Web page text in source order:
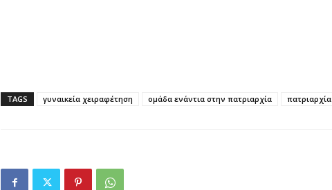
TAGS γυναικεία χειραφέτηση ομάδα ενάντια στην πατριαρχία πατριαρχία